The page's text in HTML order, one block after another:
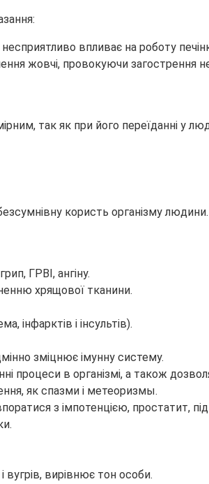
впливає на роботу
жовчі, провокуючи загострення
так як при його переїданні у
користь організму людини.
ГРВІ, ангіну.
хрящової тканини.
інфарктів і інсультів).
зміцнює імунну систему.
процеси в організмі, а також
як спазми і метеоризмы.
з імпотенцією, простатит,
вугрів, вирівнює тон особи.